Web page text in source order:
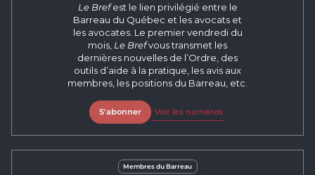
Le Brefest le lien privilégié entre le
Barreau du Québec et les avocats et
les avocates. Le premier vendredi du
mois, Le Brefvous transmet les
dernières nouvelles de l’Ordre, des
outils d’aide à la pratique, les avis aux
membres, les positions du Barreau, etc.
S'abonner Voir les numéros
Membres du Barreau